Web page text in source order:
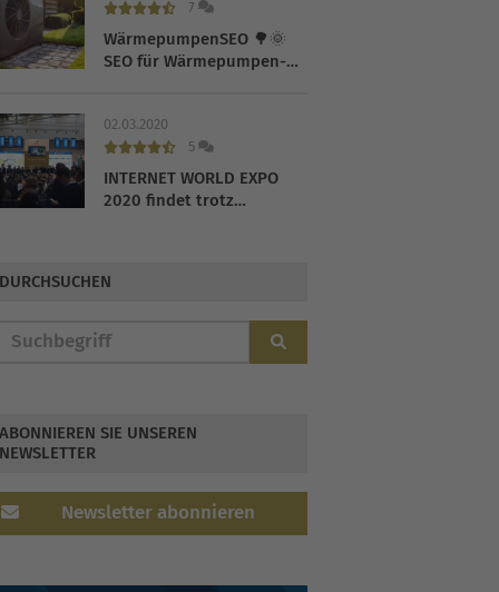
7
WärmepumpenSEO 🌳🌞
SEO für Wärmepumpen-
02.03.2020
5
INTERNET WORLD EXPO
2020 findet trotz
DURCHSUCHEN
ABONNIEREN SIE UNSEREN
NEWSLETTER
Newsletter abonnieren